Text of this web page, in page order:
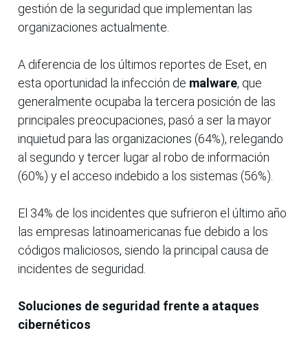
gestión de la seguridad que implementan las
organizaciones actualmente.
A diferencia de los últimos reportes de Eset, en
esta oportunidad la infección de malware, que
generalmente ocupaba la tercera posición de las
principales preocupaciones, pasó a ser la mayor
inquietud para las organizaciones (64%), relegando
al segundo y tercer lugar al robo de información
(60%) y el acceso indebido a los sistemas (56%).
El 34% de los incidentes que sufrieron el último año
las empresas latinoamericanas fue debido a los
códigos maliciosos, siendo la principal causa de
incidentes de seguridad.
Soluciones de seguridad frente a ataques
cibernéticos